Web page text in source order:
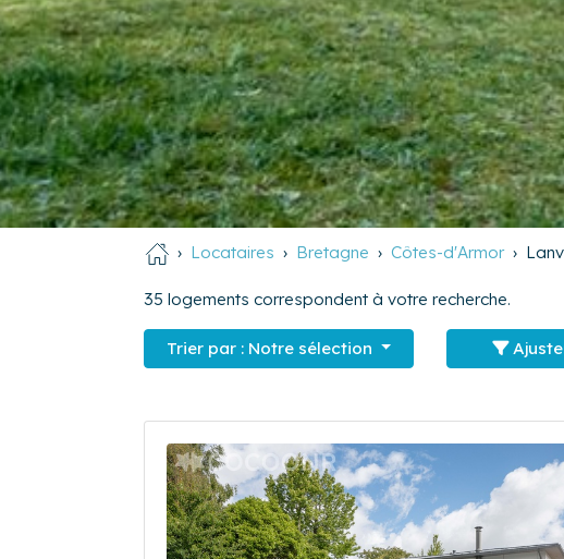
Locataires Bretagne Côtes-d'Armor
35 logements correspondent à votre recherche.
Trier par : Notre sélection